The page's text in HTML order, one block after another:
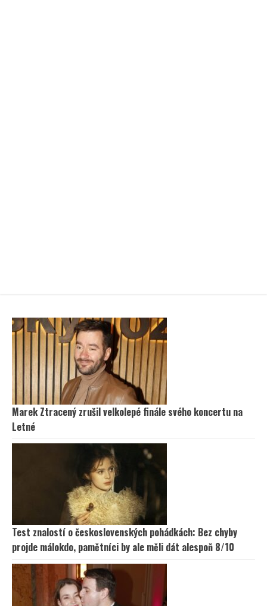
Marek Ztracený zrušil velkolepé finále svého koncertu na
Letné
Test znalostí o československých pohádkách: Bez chyby
projde málokdo, pamětníci by ale měli dát alespoň 8/10